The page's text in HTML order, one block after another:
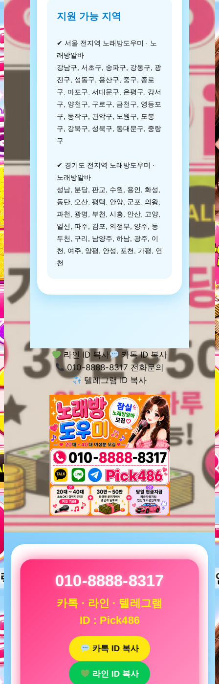
지원 가능 지역
✔ 서울 전지역 노래방도우미 · 노
래방알바
강남구, 서초구, 송파구, 강동구, 광
진구, 성동구, 용산구, 중구, 종로
구, 마포구, 서대문구, 은평구, 강서
구, 양천구, 구로구, 금천구, 영등포
구, 동작구, 관악구, 노원구, 도봉
구, 강북구, 성북구, 동대문구, 중랑
구
✔ 경기도 전지역 노래방도우미 ·
노래방알바
성남, 분당, 판교, 수원, 용인, 화성,
동탄, 오산, 평택, 안양, 군포, 의왕,
과천, 광명, 부천, 시흥, 안산, 고양,
일산, 파주, 김포, 의정부, 양주, 동
두천, 구리, 남양주, 하남, 광주, 이
천, 여주, 양평, 안성, 포천, 가평, 연
천
라인 ID 복사
카톡 ID 복사
010-8888-8317 전화문의
텔레그램 ID 복사
010-8888-8317
카톡 · 라인 · 텔레그램
ID : Pick486
카톡 ID 복사
라인 ID 복사